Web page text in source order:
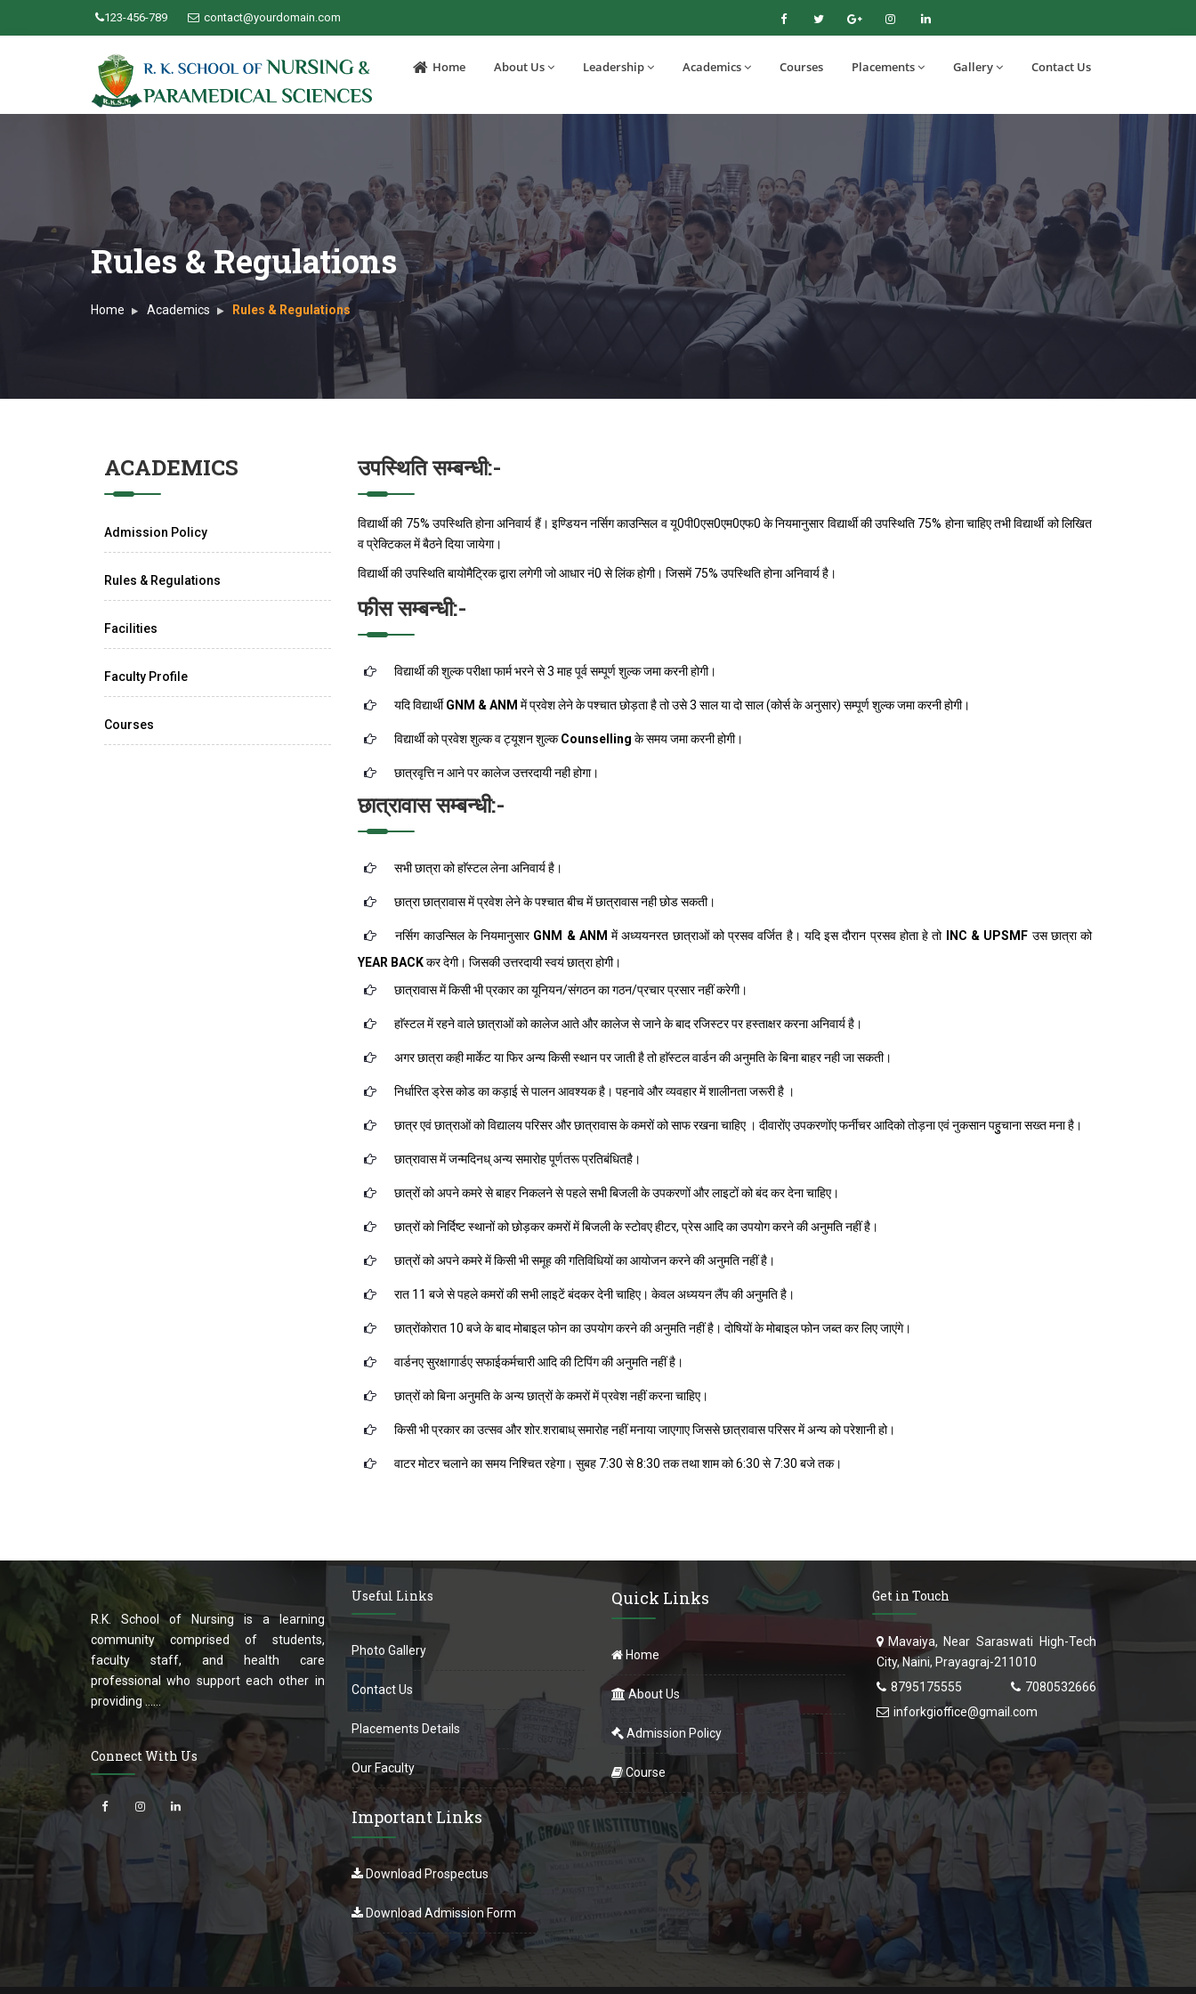
123-456-789 contact@yourdomain.com
Home About Us Leadership Academics Courses Placements Gallery Contact Us
Rules & Regulations
Home Academics Rules & Regulations
ACADEMICS
Admission Policy
Rules & Regulations
Facilities
Faculty Profile
Courses
उपस्थिति सम्बन्धी:-
विद्यार्थी की 75% उपस्थिति होना अनिवार्य हैं। इण्डियन नर्सिग काउन्सिल व यू0पी0एस0एम0एफ0 के नियमानुसार विद्यार्थी की उपस्थिति 75% होना चाहिए तभी विद्यार्थी को लिखित
व प्रेक्टिकल में बैठने दिया जायेगा।
विद्यार्थी की उपस्थिति बायोमैट्रिक द्वारा लगेगी जो आधार नं0 से लिंक होगी। जिसमें 75% उपस्थिति होना अनिवार्य है।
फीस सम्बन्धी:-
विद्यार्थी की शुल्क परीक्षा फार्म भरने से 3 माह पूर्व सम्पूर्ण शुल्क जमा करनी होगी।
यदि विद्यार्थीGNM & ANM में प्रवेश लेने के पश्चात छोड़ता है तो उसे 3 साल या दो साल (कोर्स के अनुसार) सम्पूर्ण शुल्क जमा करनी होगी।
विद्यार्थी को प्रवेश शुल्क व ट्यूशन शुल्कCounselling के समय जमा करनी होगी।
छात्रवृत्ति न आने पर कालेज उत्तरदायी नही होगा।
छात्रावास सम्बन्धी:-
सभी छात्रा को हाॅस्टल लेना अनिवार्य है।
छात्रा छात्रावास में प्रवेश लेने के पश्चात बीच में छात्रावास नही छोड सकती।
नर्सिग काउन्सिल के नियमानुसार GNM & ANM में अध्ययनरत छात्राओं को प्रसव वर्जित है। यदि इस दौरान प्रसव होता हे तो INC & UPSMF उस छात्रा को
YEAR BACKकर देगी। जिसकी उत्तरदायी स्वयं छात्रा होगी।
छात्रावास में किसी भी प्रकार का यूनियन/संगठन का गठन/प्रचार प्रसार नहीं करेगी।
हाॅस्टल में रहने वाले छात्राओं को कालेज आते और कालेज से जाने के बाद रजिस्टर पर हस्ताक्षर करना अनिवार्य है।
अगर छात्रा कही मार्केट या फिर अन्य किसी स्थान पर जाती है तो हाॅस्टल वार्डन की अनुमति के बिना बाहर नही जा सकती।
निर्धारित ड्रेस कोड का कड़ाई से पालन आवश्यक है। पहनावे और व्यवहार में शालीनता जरूरी है ।
छात्र एवं छात्राओं को विद्यालय परिसर और छात्रावास के कमरों को साफ रखना चाहिए । दीवारोंए उपकरणोंए फर्नीचर आदिको तोड़ना एवं नुकसान पहुुचाना सख्त मना है।
छात्रावास में जन्मदिनध् अन्य समारोह पूर्णतरू प्रतिबंधितहै।
छात्रों को अपने कमरे से बाहर निकलने से पहले सभी बिजली के उपकरणों और लाइटों को बंद कर देना चाहिए।
छात्रों को निर्दिष्ट स्थानों को छोड़कर कमरों में बिजली के स्टोवए हीटर, प्रेस आदि का उपयोग करने की अनुमति नहीं है।
छात्रों को अपने कमरे में किसी भी समूह की गतिविधियों का आयोजन करने की अनुमति नहीं है।
रात 11 बजे से पहले कमरों की सभी लाइटें बंदकर देनी चाहिए। केवल अध्ययन लैंप की अनुमति है।
छात्रोंकोरात 10 बजे के बाद मोबाइल फोन का उपयोग करने की अनुमति नहीं है। दोषियों के मोबाइल फोन जब्त कर लिए जाएंगे।
वार्डनए सुरक्षागार्डए सफाईकर्मचारी आदि की टिपिंग की अनुमति नहीं है।
छात्रों को बिना अनुमति के अन्य छात्रों के कमरों में प्रवेश नहीं करना चाहिए।
किसी भी प्रकार का उत्सव और शोर.शराबाध् समारोह नहीं मनाया जाएगाए जिससे छात्रावास परिसर में अन्य को परेशानी हो।
वाटर मोटर चलाने का समय निश्चित रहेगा। सुबह 7:30 से 8:30 तक तथा शाम को 6:30 से 7:30 बजे तक।
R.K. School of Nursing is a learning
community comprised of students,
faculty staff, and health care
professional who support each other in
providing ......
Connect With Us
Useful Links
Photo Gallery
Contact Us
Placements Details
Our Faculty
Important Links
Download Prospectus
Download Admission Form
Quick Links
Home
About Us
Admission Policy
Course
Get in Touch
Mavaiya, Near Saraswati High-Tech
City, Naini, Prayagraj-211010
8795175555
7080532666
inforkgioffice@gmail.com